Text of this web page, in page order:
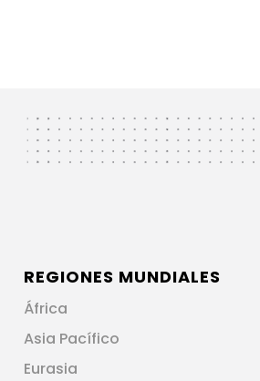
REGIONES MUNDIALES
África
Asia Pacífico
Eurasia